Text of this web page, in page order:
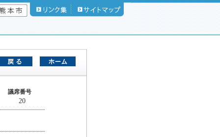
議席番号
20